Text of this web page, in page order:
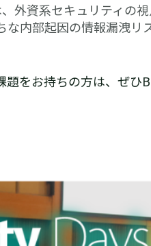
外資系セキュリティの
内部起因の情報漏洩
をお持ちの方は、ぜひ